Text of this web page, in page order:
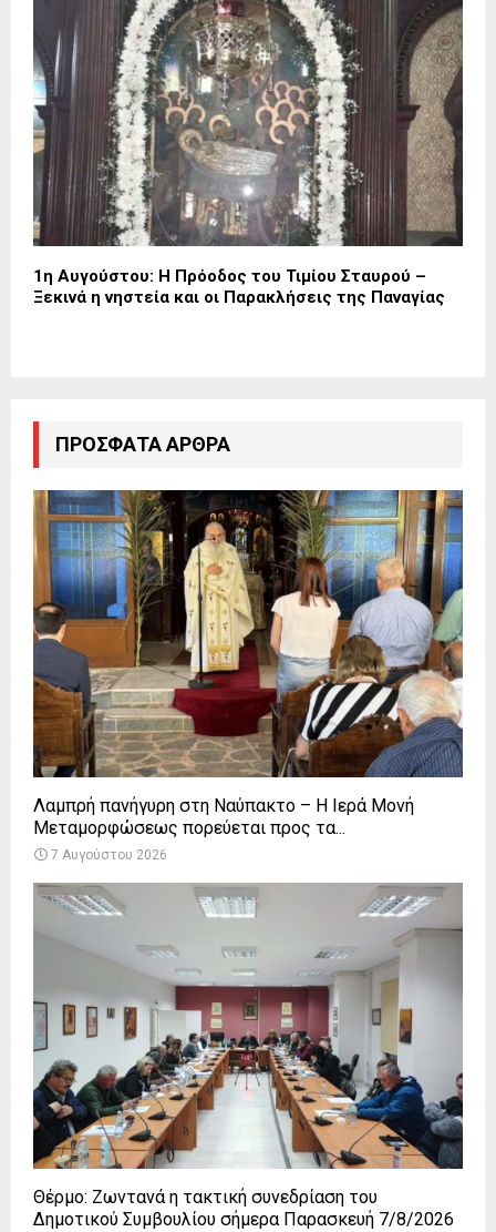
1η Αυγούστου: Η Πρόοδος του Τιμίου Σταυρού –
Ξεκινά η νηστεία και οι Παρακλήσεις της Παναγίας
ΠΡΌΣΦΑΤΑ ΆΡΘΡΑ
Λαμπρή πανήγυρη στη Ναύπακτο – Η Ιερά Μονή
Μεταμορφώσεως πορεύεται προς τα...
7 Αυγούστου 2026
Θέρμο: Ζωντανά η τακτική συνεδρίαση του
Δημοτικού Συμβουλίου σήμερα Παρασκευή 7/8/2026